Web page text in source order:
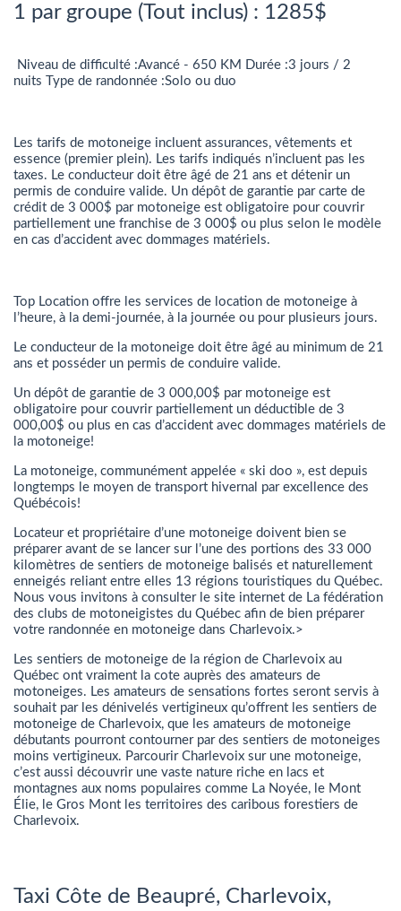
1 par groupe (Tout inclus) : 1285$
Niveau de difficulté :Avancé - 650 KM Durée :3 jours / 2
nuits Type de randonnée :Solo ou duo
Les tarifs de motoneige incluent assurances, vêtements et
essence (premier plein). Les tarifs indiqués n’incluent pas les
taxes. Le conducteur doit être âgé de 21 ans et détenir un
permis de conduire valide. Un dépôt de garantie par carte de
crédit de 3 000$ par motoneige est obligatoire pour couvrir
partiellement une franchise de 3 000$ ou plus selon le modèle
en cas d’accident avec dommages matériels.
Top Location offre les services de location de motoneige à
l’heure, à la demi-journée, à la journée ou pour plusieurs jours.
Le conducteur de la motoneige doit être âgé au minimum de 21
ans et posséder un permis de conduire valide.
Un dépôt de garantie de 3 000,00$ par motoneige est
obligatoire pour couvrir partiellement un déductible de 3
000,00$ ou plus en cas d’accident avec dommages matériels de
la motoneige!
La motoneige, communément appelée « ski doo », est depuis
longtemps le moyen de transport hivernal par excellence des
Québécois!
Locateur et propriétaire d’une motoneige doivent bien se
préparer avant de se lancer sur l’une des portions des 33 000
kilomètres de sentiers de motoneige balisés et naturellement
enneigés reliant entre elles 13 régions touristiques du Québec.
Nous vous invitons à consulter le site internet de La fédération
des clubs de motoneigistes du Québec afin de bien préparer
votre randonnée en motoneige dans Charlevoix.>
Les sentiers de motoneige de la région de Charlevoix au
Québec ont vraiment la cote auprès des amateurs de
motoneiges. Les amateurs de sensations fortes seront servis à
souhait par les dénivelés vertigineux qu’offrent les sentiers de
motoneige de Charlevoix, que les amateurs de motoneige
débutants pourront contourner par des sentiers de motoneiges
moins vertigineux. Parcourir Charlevoix sur une motoneige,
c’est aussi découvrir une vaste nature riche en lacs et
montagnes aux noms populaires comme La Noyée, le Mont
Élie, le Gros Mont les territoires des caribous forestiers de
Charlevoix.
Taxi Côte de Beaupré, Charlevoix,